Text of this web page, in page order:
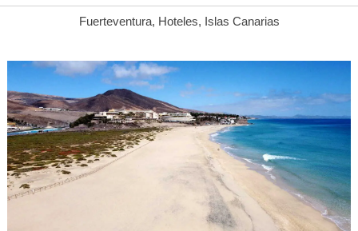
Fuerteventura, Hoteles, Islas Canarias